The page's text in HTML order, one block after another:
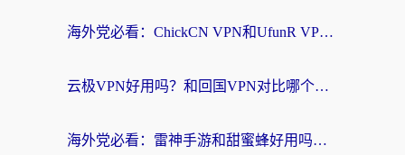
海外党必看：ChickCN VPN和UfunR VPN对比哪个回国效果更好？附实用选择指南
云极VPN好用吗？和回国VPN对比哪个回国效果更好？海外党亲测避坑指南
海外党必看：雷神手游和甜蜜蜂好用吗？3步选对回国加速器无缝刷国内资源